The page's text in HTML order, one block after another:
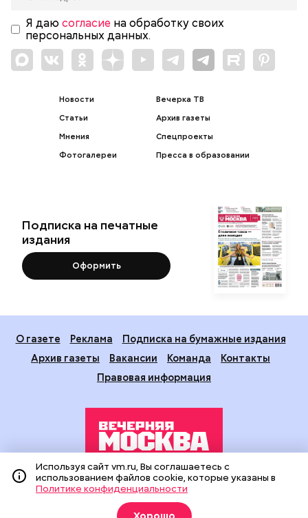
Я даю согласие на обработку своих
персональных данных.
Новости
Статьи
Мнения
Фотогалереи
Вечерка ТВ
Архив газеты
Спецпроекты
Пресса в образовании
Подписка на печатные
издания
Оформить
О газете Реклама
Подписка на бумажные издания
Архив газеты
Вакансии Команда
Контакты
Правовая информация
Издание создано при финансовой поддержке Департамента
средств массовой информации и рекламы города Москвы.
На сайте применяются рекомендательные технологии
Используя сайт vm.ru, Вы соглашаетесь с
использованием файлов cookie, которые указаны в
Политике конфиденциальности